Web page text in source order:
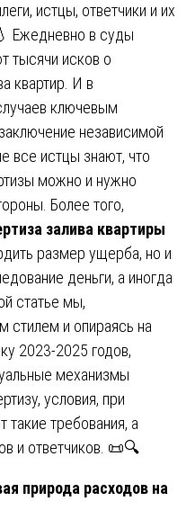
истцы, ответчики и их
Ежедневно в суды
тысячи исков о
квартир. И в
ключевым
независимой
все истцы знают, что
можно и нужно
Более того,
залива квартиры
размер ущерба, но и
деньги, а иногда
статье мы,
стилем и опираясь на
2023-2025 годов,
механизмы
условия, при
требования, а
и ответчиков. 📜🔍
природа расходов на